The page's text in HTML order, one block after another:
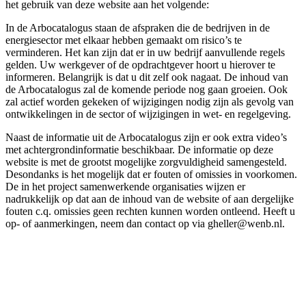
het gebruik van deze website aan het volgende:
In de Arbocatalogus staan de afspraken die de bedrijven in de
energiesector met elkaar hebben gemaakt om risico’s te
verminderen. Het kan zijn dat er in uw bedrijf aanvullende regels
gelden. Uw werkgever of de opdrachtgever hoort u hierover te
informeren. Belangrijk is dat u dit zelf ook nagaat. De inhoud van
de Arbocatalogus zal de komende periode nog gaan groeien. Ook
zal actief worden gekeken of wijzigingen nodig zijn als gevolg van
ontwikkelingen in de sector of wijzigingen in wet- en regelgeving.
Naast de informatie uit de Arbocatalogus zijn er ook extra video’s
met achtergrondinformatie beschikbaar. De informatie op deze
website is met de grootst mogelijke zorgvuldigheid samengesteld.
Desondanks is het mogelijk dat er fouten of omissies in voorkomen.
De in het project samenwerkende organisaties wijzen er
nadrukkelijk op dat aan de inhoud van de website of aan dergelijke
fouten c.q. omissies geen rechten kunnen worden ontleend. Heeft u
op- of aanmerkingen, neem dan contact op via gheller@wenb.nl.